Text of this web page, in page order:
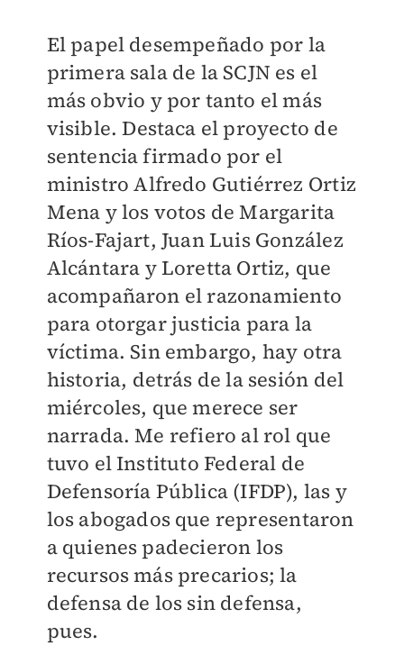
El papel desempeñado por la
primera sala de la SCJN es el
más obvio y por tanto el más
visible. Destaca el proyecto de
sentencia firmado por el
ministro Alfredo Gutiérrez Ortiz
Mena y los votos de Margarita
Ríos-Fajart, Juan Luis González
Alcántara y Loretta Ortiz, que
acompañaron el razonamiento
para otorgar justicia para la
víctima. Sin embargo, hay otra
historia, detrás de la sesión del
miércoles, que merece ser
narrada. Me refiero al rol que
tuvo el Instituto Federal de
Defensoría Pública (IFDP), las y
los abogados que representaron
a quienes padecieron los
recursos más precarios; la
defensa de los sin defensa,
pues.